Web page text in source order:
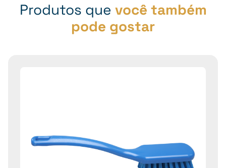
Produtos que você também
pode gostar